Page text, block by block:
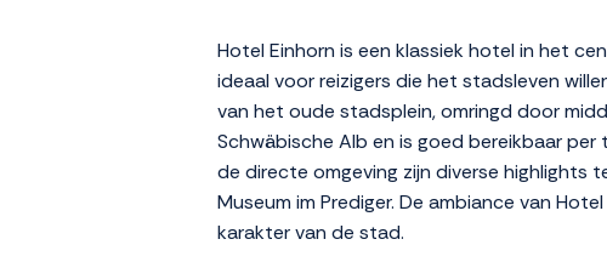
Hotel Einhorn is een klassiek hotel in het
ideaal voor reizigers die het stadsleven
van het oude stadsplein, omringd door
Schwäbische Alb en is goed bereikbaar
de directe omgeving zijn diverse highlights
Museum im Prediger. De ambiance van
karakter van de stad.